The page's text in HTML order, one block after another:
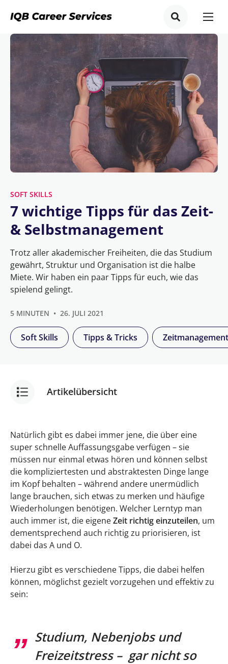
SOFT SKILLS
7 wichtige Tipps für das Zeit-
& Selbstmanagement
Trotz aller akademischer Freiheiten, die das Studium
gewährt, Struktur und Organisation ist die halbe
Miete. Wir haben ein paar Tipps für euch, wie das
spielend gelingt.
Soft Skills Tipps & Tricks Zeitmanagement
5 MINUTEN 26. JULI 2021
Artikelübersicht
7 wichtige Tipps für das Zeit- &
Selbstmanagement
1. Erstelle einen Lernplan
2. Zeitkonto einrichten
3. Die richtige Zeit zum Lernen finden
4. Das richtige Lernumfeld schaffen
5. Lerngruppen bilden
6. Prioritäten setzen
Natürlich gibt es dabei immer jene, die über eine
super schnelle Auffassungsgabe verfügen – sie
müssen nur einmal etwas hören und können selbst
die kompliziertesten und abstraktesten Dinge lange
im Kopf behalten – während andere unermüdlich
lange brauchen, sich etwas zu merken und häufige
Wiederholungen benötigen. Welcher Lerntyp man
auch immer ist, die eigeneZeit richtig einzuteilen, um
dementsprechend auch richtig zu priorisieren, ist
dabei das A und O.
Hierzu gibt es verschiedene Tipps, die dabei helfen
können, möglichst gezielt vorzugehen und effektiv zu
sein:
Studium, Nebenjobs und
Freizeitstress – gar nicht so